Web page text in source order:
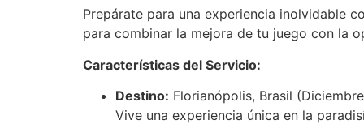
Prepárate para una experiencia inolvidable
para combinar la mejora de tu juego con la
Características del Servicio:
Destino: Florianópolis, Brasil
Vive una experiencia única en la